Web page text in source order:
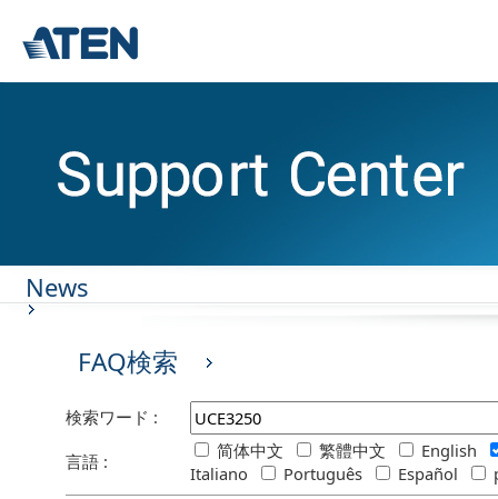
News
FAQ検索
検索ワード :
言語 :
简体中文 繁體中文
English
Italiano
Português Español